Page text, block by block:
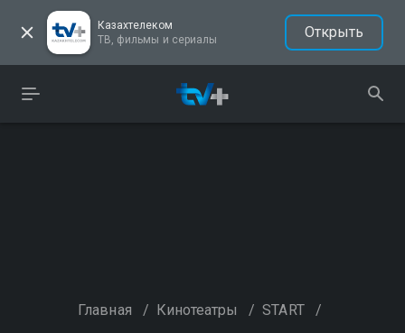
Казахтелеком
ТВ, фильмы и сериалы
Открыть
Главная / Кинотеатры / START /